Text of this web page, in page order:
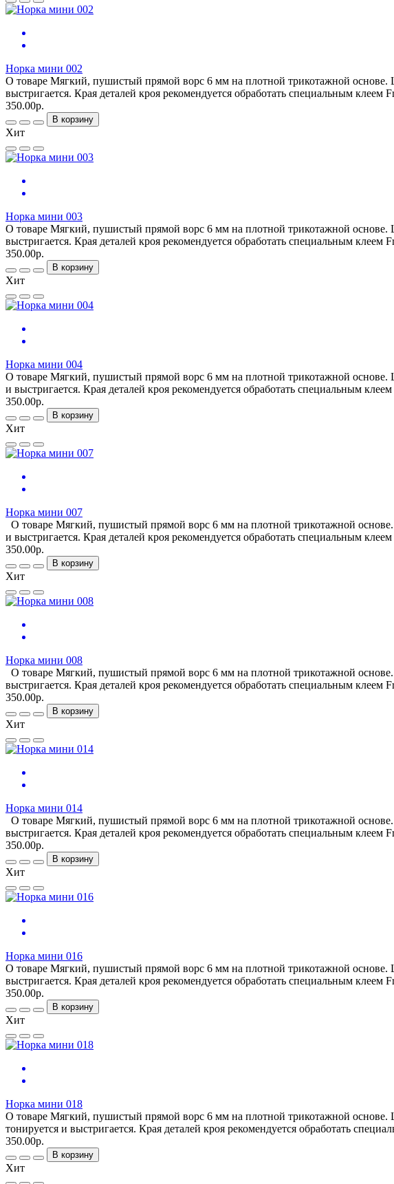
Норка мини 002
О товаре Мягкий, пушистый прямой ворс 6 мм на плотной трикотажной
выстригается. Края деталей кроя рекомендуется обработать специальным
350.00р.
В корзину
Хит
Норка мини 003
О товаре Мягкий, пушистый прямой ворс 6 мм на плотной трикотажной
выстригается. Края деталей кроя рекомендуется обработать специальным
350.00р.
В корзину
Хит
Норка мини 004
О товаре Мягкий, пушистый прямой ворс 6 мм на плотной трикотажной
и выстригается. Края деталей кроя рекомендуется обработать специальным
350.00р.
В корзину
Хит
Норка мини 007
О товаре Мягкий, пушистый прямой ворс 6 мм на плотной трикотажной
и выстригается. Края деталей кроя рекомендуется обработать специальным
350.00р.
В корзину
Хит
Норка мини 008
О товаре Мягкий, пушистый прямой ворс 6 мм на плотной трикотажной
выстригается. Края деталей кроя рекомендуется обработать специальным
350.00р.
В корзину
Хит
Норка мини 014
О товаре Мягкий, пушистый прямой ворс 6 мм на плотной трикотажной
выстригается. Края деталей кроя рекомендуется обработать специальным
350.00р.
В корзину
Хит
Норка мини 016
О товаре Мягкий, пушистый прямой ворс 6 мм на плотной трикотажной
выстригается. Края деталей кроя рекомендуется обработать специальным
350.00р.
В корзину
Хит
Норка мини 018
О товаре Мягкий, пушистый прямой ворс 6 мм на плотной трикотажной
тонируется и выстригается. Края деталей кроя рекомендуется обработать
350.00р.
В корзину
Хит